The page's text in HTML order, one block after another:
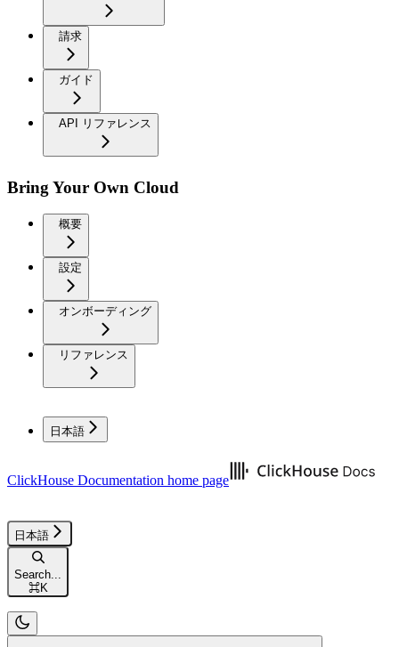
請求
ガイド
API リファレンス
Bring Your Own Cloud
概要
設定
オンボーディング
リファレンス
日本語
ClickHouse Documentation home page
日本語
Search...
⌘K